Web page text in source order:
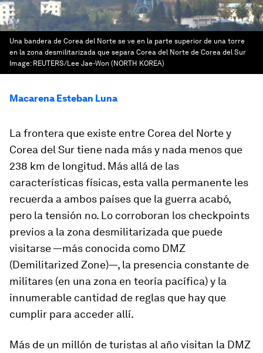
Una bandera de Corea del Norte se ve en la parte superior de una torre
en la zona desmilitarizada que separa Corea del Norte de Corea del Sur
Image: REUTERS/Lee Jae-Won (NORTH KOREA)
Macarena Esteban Luna
La frontera que existe entre Corea del Norte y
Corea del Sur tiene nada más y nada menos que
238 km de longitud. Más allá de las
características físicas, esta valla permanente les
recuerda a ambos países que la guerra acabó,
pero la tensión no. Lo corroboran los checkpoints
previos a la zona desmilitarizada que puede
visitarse —más conocida como DMZ
(Demilitarized Zone)—, la presencia constante de
militares (en una zona en teoría pacífica) y la
innumerable cantidad de reglas que hay que
cumplir para acceder allí.
Más de un millón de turistas al año visitan la DMZ